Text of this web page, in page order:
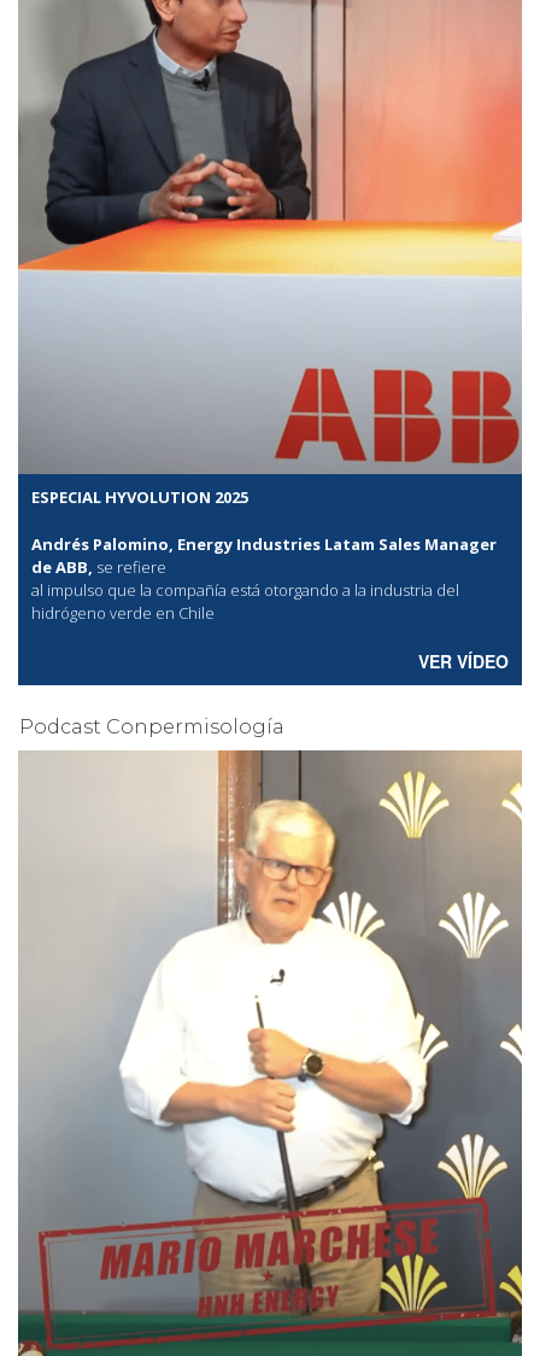
ESPECIAL HYVOLUTION 2025
Andrés Palomino, Energy Industries Latam Sales Manager
de ABB, se refiere
al impulso que la compañía está otorgando a la industria del
hidrógeno verde en Chile
VER VÍDEO
Podcast Conpermisología